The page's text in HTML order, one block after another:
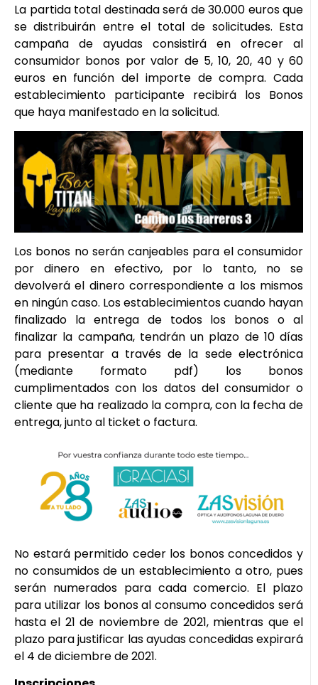
La partida total destinada será de 30.000 euros que
se distribuirán entre el total de solicitudes. Esta
campaña de ayudas consistirá en ofrecer al
consumidor bonos por valor de 5, 10, 20, 40 y 60
euros en función del importe de compra. Cada
establecimiento participante recibirá los Bonos
que haya manifestado en la solicitud.
Los bonos no serán canjeables para el consumidor
por dinero en efectivo, por lo tanto, no se
devolverá el dinero correspondiente a los mismos
en ningún caso. Los establecimientos cuando hayan
finalizado la entrega de todos los bonos o al
finalizar la campaña, tendrán un plazo de 10 días
para presentar a través de la sede electrónica
(mediante formato pdf) los bonos
cumplimentados con los datos del consumidor o
cliente que ha realizado la compra, con la fecha de
entrega, junto al ticket o factura.
No estará permitido ceder los bonos concedidos y
no consumidos de un establecimiento a otro, pues
serán numerados para cada comercio. El plazo
para utilizar los bonos al consumo concedidos será
hasta el 21 de noviembre de 2021, mientras que el
plazo para justificar las ayudas concedidas expirará
el 4 de diciembre de 2021.